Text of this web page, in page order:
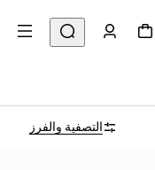
التصفية والفرز